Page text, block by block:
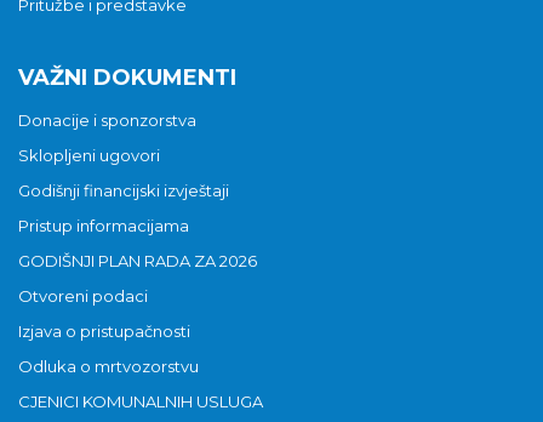
Pritužbe i predstavke
VAŽNI DOKUMENTI
Donacije i sponzorstva
Sklopljeni ugovori
Godišnji financijski izvještaji
Pristup informacijama
GODIŠNJI PLAN RADA ZA 2026
Otvoreni podaci
Izjava o pristupačnosti
Odluka o mrtvozorstvu
CJENICI KOMUNALNIH USLUGA